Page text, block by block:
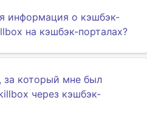
информация о кэшбэк-
на кэшбэк-порталах?
за который мне был
через кэшбэк-